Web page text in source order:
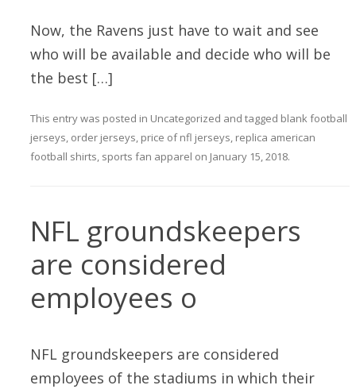
Now, the Ravens just have to wait and see
who will be available and decide who will be
the best […]
This entry was posted in Uncategorized and tagged blank football
jerseys, order jerseys, price of nfl jerseys, replica american
football shirts, sports fan apparel on January 15, 2018.
NFL groundskeepers
are considered
employees o
NFL groundskeepers are considered
employees of the stadiums in which their